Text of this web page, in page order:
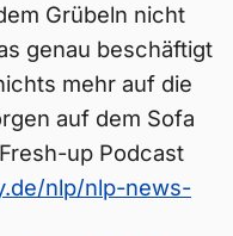
Grübeln nicht
genau beschäftigt
mehr auf die
auf dem Sofa
up Podcast
nlp/nlp-news-